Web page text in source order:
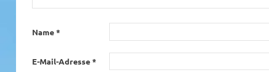
Name*
E-Mail-Adresse*